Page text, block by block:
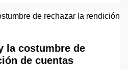
la costumbre de
de cuentas